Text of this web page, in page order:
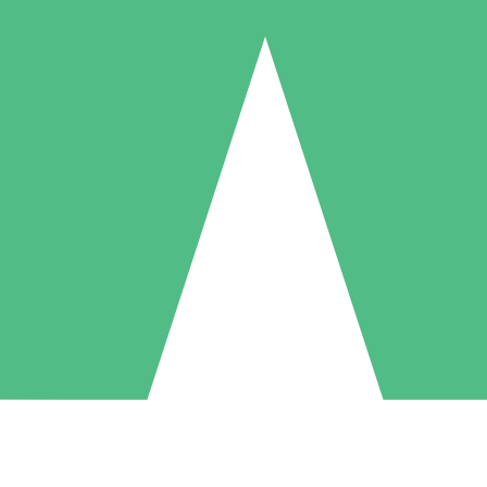
Individuele Creditpakketten
per gebruik met downloadtegoeden. Geen maandelijkse verplichting
5 Downloaden
US$